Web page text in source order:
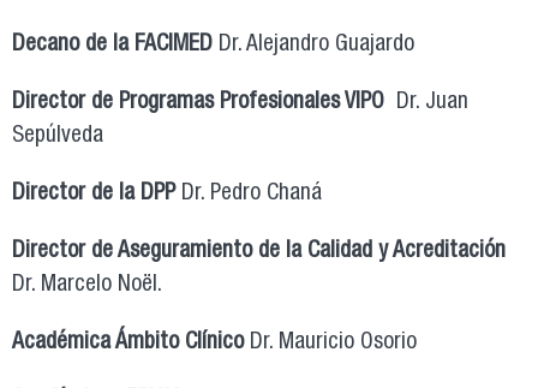
Decano de la FACIMED Dr. Alejandro Guajardo
Director de Programas Profesionales VIPO Dr. Juan
Sepúlveda
Director de la DPPDr. Pedro Chaná
Director de Aseguramiento de la Calidad y Acreditación
Dr. Marcelo Noël.
Académica Ámbito Clínico Dr. Mauricio Osorio